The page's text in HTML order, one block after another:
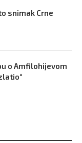
snimak Crne
o Amfilohijevom